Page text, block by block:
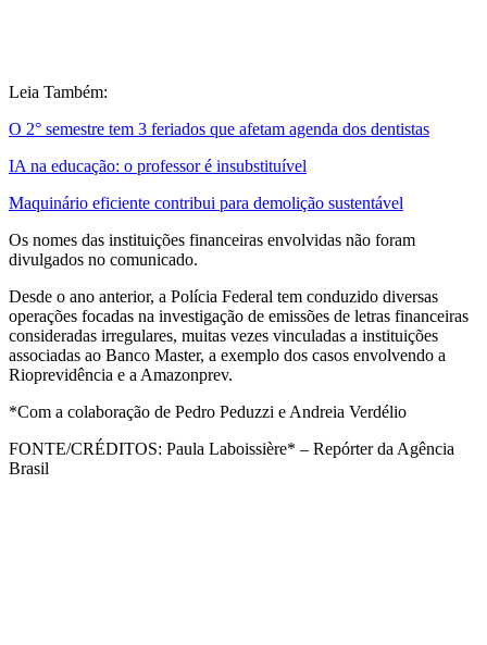
Leia Também:
O 2° semestre tem 3 feriados que afetam agenda dos dentistas
IA na educação: o professor é insubstituível
Maquinário eficiente contribui para demolição sustentável
Os nomes das instituições financeiras envolvidas não foram
divulgados no comunicado.
Desde o ano anterior, a Polícia Federal tem conduzido diversas
operações focadas na investigação de emissões de letras financeiras
consideradas irregulares, muitas vezes vinculadas a instituições
associadas ao Banco Master, a exemplo dos casos envolvendo a
Rioprevidência e a Amazonprev.
*Com a colaboração de Pedro Peduzzi e Andreia Verdélio
FONTE/CRÉDITOS: Paula Laboissière* – Repórter da Agência
Brasil